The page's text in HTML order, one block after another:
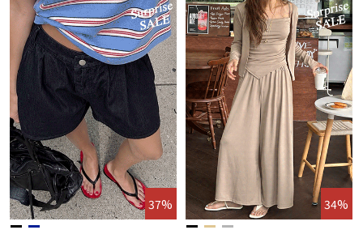
37% 34%